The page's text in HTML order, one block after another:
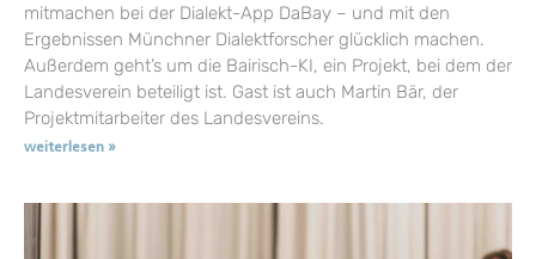
mitmachen bei der Dialekt-App DaBay – und mit den
Ergebnissen Münchner Dialektforscher glücklich machen.
Außerdem geht’s um die Bairisch-KI, ein Projekt, bei dem der
Landesverein beteiligt ist. Gast ist auch Martin Bär, der
Projektmitarbeiter des Landesvereins.
weiterlesen »